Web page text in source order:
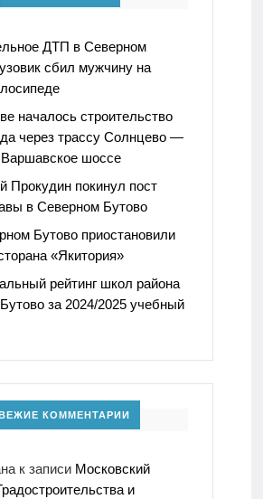
ДТП в Северном
сбил мужчину на
началось строительство
через трассу Солнцево —
шоссе
Прокудин покинул пост
в Северном Бутово
Бутово приостановили
«Якитория»
рейтинг школ района
за 2024/2025 учебный
КОММЕНТАРИИ
к записи Московский
и